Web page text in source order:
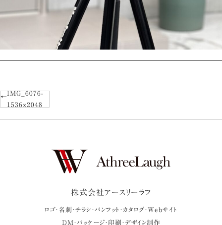
IMG_6076-
1536x2048
株式会社アースリーラフ
ロゴ・名刺・チラシ・パンフット・カタログ・Webサイト
DM・パッケージ・印刷・デザイン制作